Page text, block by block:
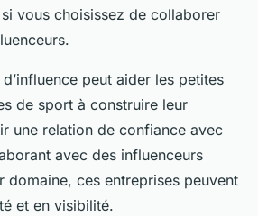
vous choisissez de collaborer
peut aider les petites
de sport à construire leur
une relation de confiance avec
avec des influenceurs
domaine, ces entreprises peuvent
et en visibilité.